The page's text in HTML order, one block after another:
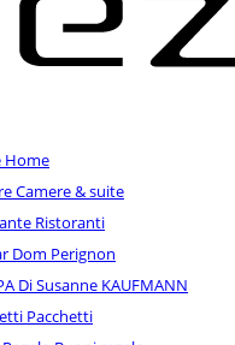
Home
Camere & suite
Ristoranti
Dom Perignon
Di Susanne KAUFMANN
Pacchetti